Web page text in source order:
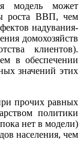
модель может
роста ВВП, чем
надувания-
домохозяйств
клиентов).
в обеспечении
значений этих
прочих равных
политики
нет в модели)
населения, чем